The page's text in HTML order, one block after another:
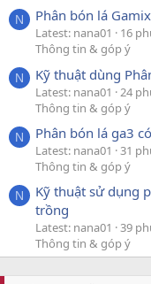
N Phân bón lá
Latest: nana01
16
Thông tin & góp ý
N Kỹ thuật dùng
Latest: nana01
24
Thông tin & góp ý
N Phân bón lá ga3
Latest: nana01
31
Thông tin & góp ý
N
Kỹ thuật sử dụng
trồng
Latest: nana01
39
Thông tin & góp ý